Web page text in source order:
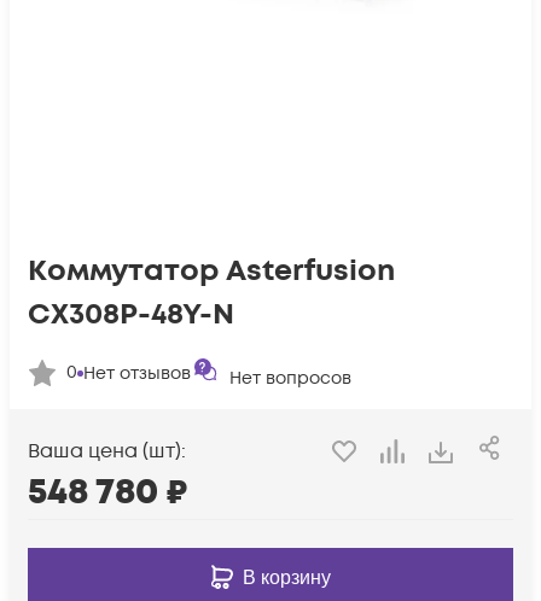
Коммутатор Asterfusion
CX308P-48Y-N
0 Нет отзывов Нет вопросов
Ваша цена (шт):
548 780 ₽
В корзину